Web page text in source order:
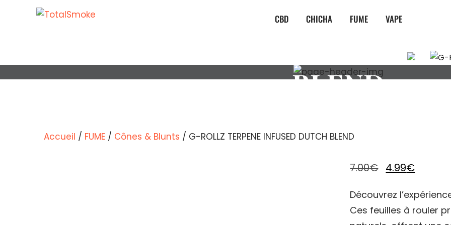
CBD CHICHA FUME VAPE
G-ROLLZ TERPENE
BLEND
Accueil / FUME / Cônes & Blunts / G-ROLLZ TERPENE INFUSED DUTCH BLEND
7.00€ Le
initial
était :
4.99€Le
actuel
est :
Découvrez
Ces feuilles à rouler